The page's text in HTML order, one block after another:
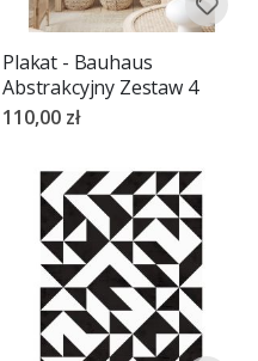
Plakat - Bauhaus
Abstrakcyjny Zestaw 4
110,00 zł